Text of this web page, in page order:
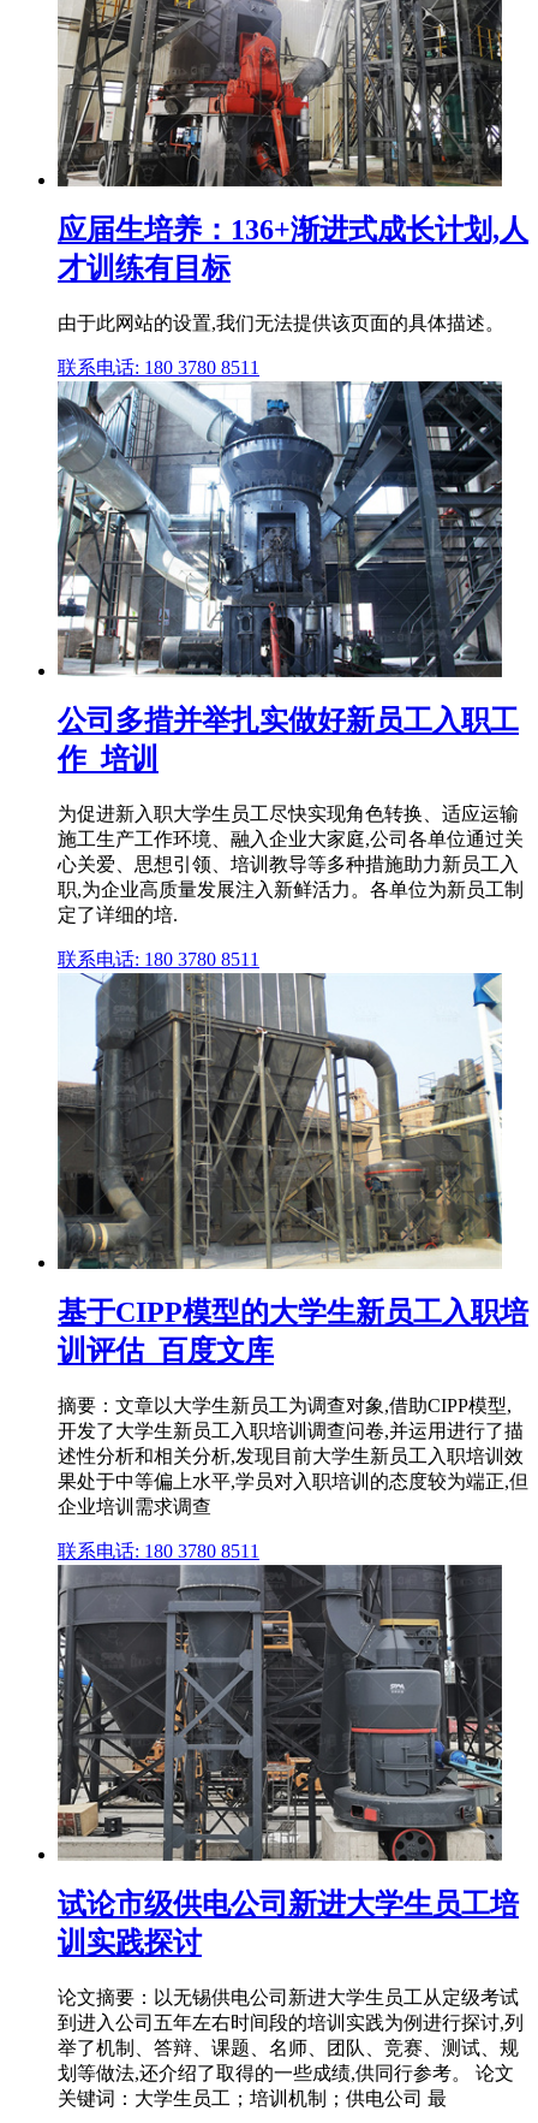
应届生培养：136+渐进式成长计划,人
才训练有目标
由于此网站的设置,我们无法提供该页面的具体描述。
联系电话: 180 3780 8511
公司多措并举扎实做好新员工入职工
作_培训
为促进新入职大学生员工尽快实现角色转换、适应运输
施工生产工作环境、融入企业大家庭,公司各单位通过关
心关爱、思想引领、培训教导等多种措施助力新员工入
职,为企业高质量发展注入新鲜活力。各单位为新员工制
定了详细的培.
联系电话: 180 3780 8511
基于CIPP模型的大学生新员工入职培
训评估_百度文库
摘要：文章以大学生新员工为调查对象,借助CIPP模型,
开发了大学生新员工入职培训调查问卷,并运用进行了描
述性分析和相关分析,发现目前大学生新员工入职培训效
果处于中等偏上水平,学员对入职培训的态度较为端正,但
企业培训需求调查
联系电话: 180 3780 8511
试论市级供电公司新进大学生员工培
训实践探讨
论文摘要：以无锡供电公司新进大学生员工从定级考试
到进入公司五年左右时间段的培训实践为例进行探讨,列
举了机制、答辩、课题、名师、团队、竞赛、测试、规
划等做法,还介绍了取得的一些成绩,供同行参考。 论文
关键词：大学生员工；培训机制；供电公司 最